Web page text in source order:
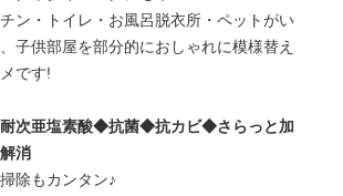
ン・トイレ・お風呂脱衣所・ペットがい
子供部屋を部分的におしゃれに模様替え
です!
次亜塩素酸◆抗菌◆抗カビ◆さらっと加
消
除もカンタン♪